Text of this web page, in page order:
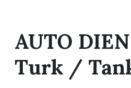
AUTO
Turk /